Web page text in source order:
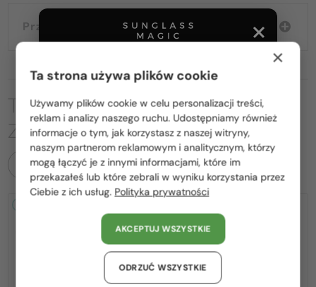
Przewodnik wyborczy
TO MOŻE CIĘ RÓWNIEŻ
ZAINTERESOWAĆ
WSZYSTKIE PRODUKTY
Proszę wybierz z listy odpowiedni dla Ciebie kraj:
Polska / PL
România / RO
Magyarország / HU
United Arab Emirates / EN
Austria / AT
Niemcy / DE
×
Ta strona używa plików cookie
Używamy plików cookie w celu personalizacji treści,
reklam i analizy naszego ruchu. Udostępniamy również
informacje o tym, jak korzystasz z naszej witryny,
naszym partnerom reklamowym i analitycznym, którzy
mogą łączyć je z innymi informacjami, które im
przekazałeś lub które zebrali w wyniku korzystania przez
Ciebie z ich usług. Polityka prywatności
AKCEPTUJ WSZYSTKIE
ODRZUĆ WSZYSTKIE